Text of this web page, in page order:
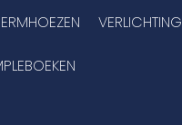
VERLICHTING